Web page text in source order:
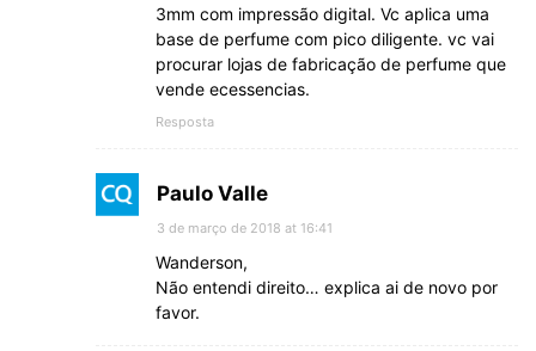
3mm com impressão digital. Vc aplica uma
base de perfume com pico diligente. vc vai
procurar lojas de fabricação de perfume que
vende ecessencias.
Resposta
Paulo Valle
3 de março de 2018 at 16:41
Wanderson,
Não entendi direito… explica ai de novo por
favor.